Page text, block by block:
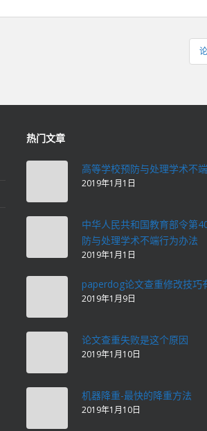
热门文章
高等学校预防与处理学术不
2019年1月1日
中华人民共和国教育部令第
防与处理学术不端行为办法
2019年1月1日
paperdog论文查重修改技巧
2019年1月9日
论文查重失败是这个原因
2019年1月10日
机器降重-最快的降重方法
2019年1月10日